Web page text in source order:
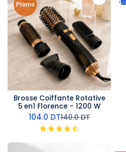
Promo
Brosse Coiffante Rotative
5 en1 Florence - 1200 W
104.0 DT140.0DT